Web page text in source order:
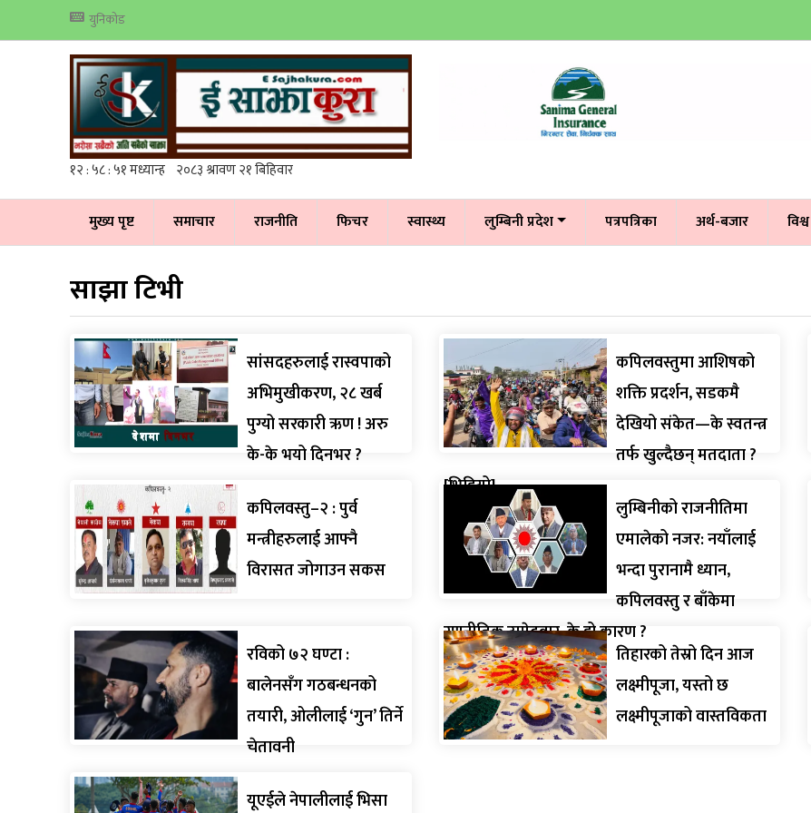
युनिकोड
मुख्य पृष्ट समाचार राजनीति फिचर स्वास्थ्य लुम्बिनी प्रदेश पत्रपत्रिका अर्थ-बजार विश्व
साझा टिभी
सांसदहरुलाई रास्वपाको
अभिमुखीकरण, २८ खर्ब
पुग्यो सरकारी ऋण ! अरु
के-के भयो दिनभर ?
कपिलवस्तुमा आशिषको
शक्ति प्रदर्शन, सडकमै
देखियो संकेत—के स्वतन्त्र
तर्फ खुल्दैछन् मतदाता ?
[भिडियो]
कपिलवस्तु–२ : पुर्व
मन्त्रीहरुलाई आफ्नै
विरासत जोगाउन सकस
लुम्बिनीको राजनीतिमा
एमालेको नजर: नयाँलाई
भन्दा पुरानामै ध्यान,
कपिलवस्तु र बाँकेमा
रणनीतिक उम्मेदवार, के हो कारण ?
रविको ७२ घण्टा :
बालेनसँग गठबन्धनको
तयारी, ओलीलाई ‘गुन’ तिर्ने
चेतावनी
तिहारको तेस्रो दिन आज
लक्ष्मीपूजा, यस्तो छ
लक्ष्मीपूजाको वास्तविकता
यूएईले नेपालीलाई भिसा